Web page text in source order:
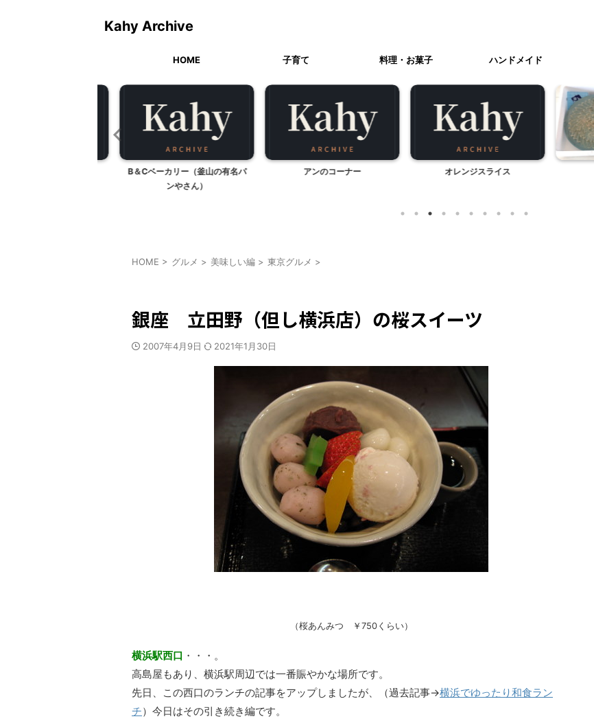
Kahy Archive
HOME 子育て 料理・お菓子 ハンドメイド
B＆Cベーカリー（釜山の有名パ
ンやさん）
アンのコーナー オレンジスライス
HOME > グルメ > 美味しい編 > 東京グルメ >
銀座 立田野（但し横浜店）の桜スイーツ
2007年4月9日 2021年1月30日
（桜あんみつ ￥750くらい）
横浜駅西口 ・・・。
高島屋もあり、横浜駅周辺では一番賑やかな場所です。
先日、この西口のランチの記事をアップしましたが、（過去記事→横浜でゆったり和食ラン
チ）今日はその引き続き編です。